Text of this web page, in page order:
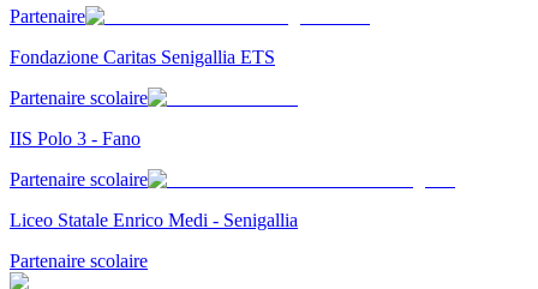
Partenaire
Fondazione Caritas Senigallia ETS
Partenaire scolaire
IIS Polo 3 - Fano
Partenaire scolaire
Liceo Statale Enrico Medi - Senigallia
Partenaire scolaire